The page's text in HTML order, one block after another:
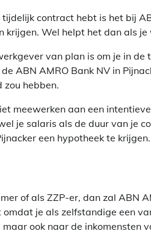
tijdelijk contract hebt is het bij
krijgen. Wel helpt het dan als
van plan is om je in
ABN AMRO Bank NV in
hebben.
meewerken aan een
je salaris als de duur van je
een hypotheek te krijgen.
of als ZZP-er, dan zal ABN
omdat je als zelfstandige een
ook naar de inkomensten